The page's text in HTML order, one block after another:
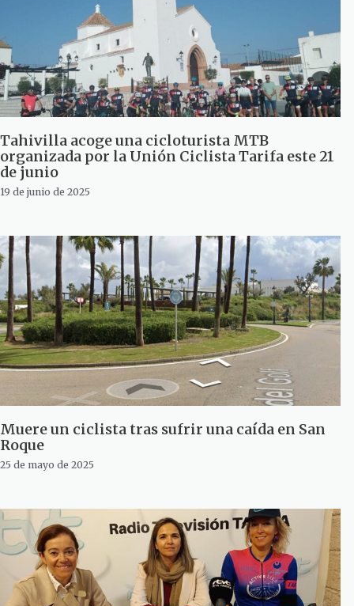
Tahivilla acoge una cicloturista MTB
organizada por la Unión Ciclista Tarifa este 21
de junio
19 de junio de 2025
Muere un ciclista tras sufrir una caída en San
Roque
25 de mayo de 2025